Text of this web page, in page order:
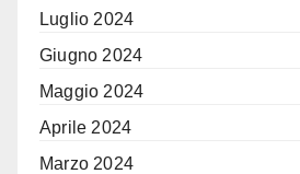
Luglio 2024
Giugno 2024
Maggio 2024
Aprile 2024
Marzo 2024